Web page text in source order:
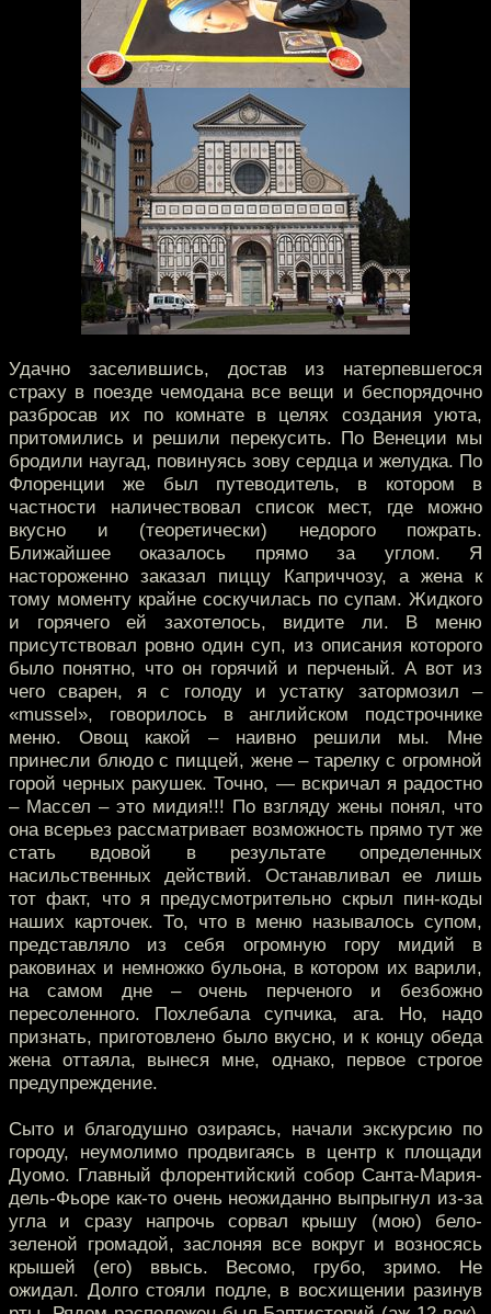
Удачно заселившись, достав из натерпевшегося
страху в поезде чемодана все вещи и беспорядочно
разбросав их по комнате в целях создания уюта,
притомились и решили перекусить. По Венеции мы
бродили наугад, повинуясь зову сердца и желудка. По
Флоренции же был путеводитель, в котором в
частности наличествовал список мест, где можно
вкусно и (теоретически) недорого пожрать.
Ближайшее оказалось прямо за углом. Я
настороженно заказал пиццу Каприччозу, а жена к
тому моменту крайне соскучилась по супам. Жидкого
и горячего ей захотелось, видите ли. В меню
присутствовал ровно один суп, из описания которого
было понятно, что он горячий и перченый. А вот из
чего сварен, я с голоду и устатку затормозил –
«mussel», говорилось в английском подстрочнике
меню. Овощ какой – наивно решили мы. Мне
принесли блюдо с пиццей, жене – тарелку с огромной
горой черных ракушек. Точно, — вскричал я радостно
– Массел – это мидия!!! По взгляду жены понял, что
она всерьез рассматривает возможность прямо тут же
стать вдовой в результате определенных
насильственных действий. Останавливал ее лишь
тот факт, что я предусмотрительно скрыл пин-коды
наших карточек. То, что в меню называлось супом,
представляло из себя огромную гору мидий в
раковинах и немножко бульона, в котором их варили,
на самом дне – очень перченого и безбожно
пересоленного. Похлебала супчика, ага. Но, надо
признать, приготовлено было вкусно, и к концу обеда
жена оттаяла, вынеся мне, однако, первое строгое
предупреждение.
Сыто и благодушно озираясь, начали экскурсию по
городу, неумолимо продвигаясь в центр к площади
Дуомо. Главный флорентийский собор Санта-Мария-
дель-Фьоре как-то очень неожиданно выпрыгнул из-за
угла и сразу напрочь сорвал крышу (мою) бело-
зеленой громадой, заслоняя все вокруг и возносясь
крышей (его) ввысь. Весомо, грубо, зримо. Не
ожидал. Долго стояли подле, в восхищении разинув